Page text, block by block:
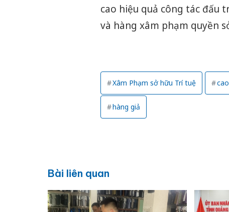
cao hiệu quả công tác đấu
và hàng xâm phạm quyền
Xâm Phạm sở hữu Trí tuệ
hàng giả
Bài liên quan